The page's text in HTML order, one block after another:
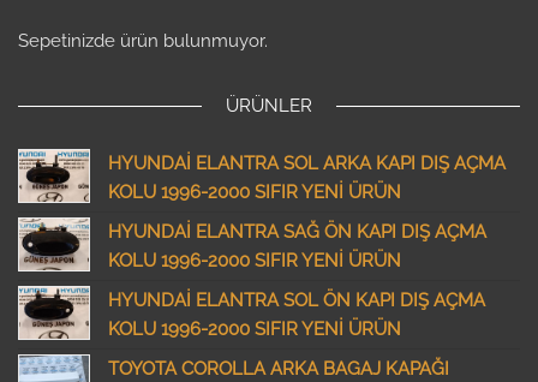
Sepetinizde ürün bulunmuyor.
ÜRÜNLER
HYUNDAİ ELANTRA SOL ARKA KAPI DIŞ AÇMA
KOLU 1996-2000 SIFIR YENİ ÜRÜN
HYUNDAİ ELANTRA SAĞ ÖN KAPI DIŞ AÇMA
KOLU 1996-2000 SIFIR YENİ ÜRÜN
HYUNDAİ ELANTRA SOL ÖN KAPI DIŞ AÇMA
KOLU 1996-2000 SIFIR YENİ ÜRÜN
TOYOTA COROLLA ARKA BAGAJ KAPAĞI